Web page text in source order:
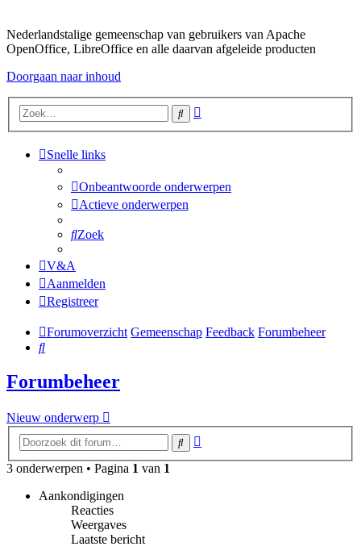
Nederlandstalige gemeenschap van gebruikers van Apache
OpenOffice, LibreOffice en alle daarvan afgeleide producten
Doorgaan naar inhoud
Zoek
Snelle links
Onbeantwoorde onderwerpen
Actieve onderwerpen
Zoek
V&A
Aanmelden
Registreer
Forumoverzicht Gemeenschap Feedback Forumbeheer
Zoek
Forumbeheer
Nieuw onderwerp
Zoek
3 onderwerpen • Pagina 1 van 1
Aankondigingen
Reacties
Weergaves
Laatste bericht